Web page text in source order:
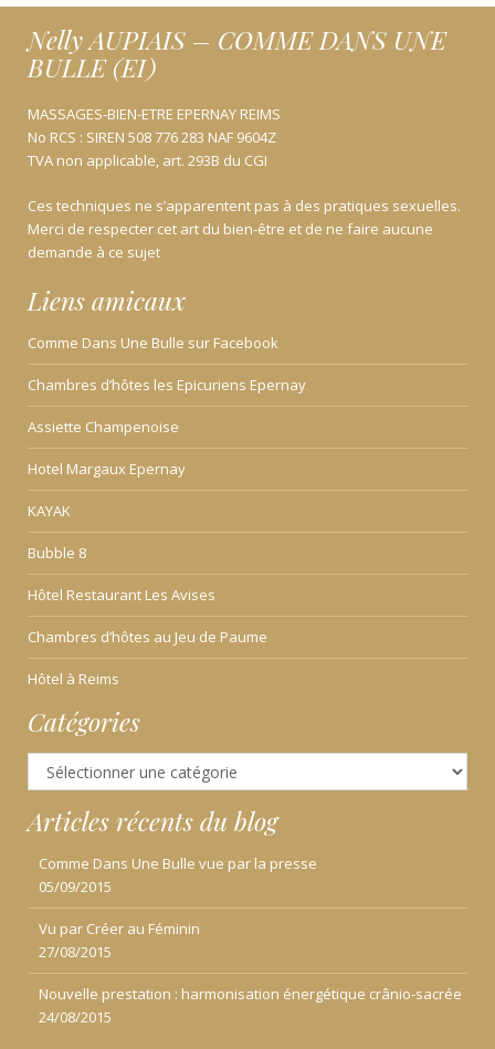
Nelly AUPIAIS – COMME DANS UNE
BULLE (EI)
MASSAGES-BIEN-ETRE EPERNAY REIMS
No RCS : SIREN 508 776 283 NAF 9604Z
TVA non applicable, art. 293B du CGI
Ces techniques ne s’apparentent pas à des pratiques sexuelles.
Merci de respecter cet art du bien-être et de ne faire aucune
demande à ce sujet
Liens amicaux
Comme Dans Une Bulle sur Facebook
Chambres d’hôtes les Epicuriens Epernay
Assiette Champenoise
Hotel Margaux Epernay
KAYAK
Bubble 8
Hôtel Restaurant Les Avises
Chambres d’hôtes au Jeu de Paume
Hôtel à Reims
Catégories
Catégories
Articles récents du blog
Comme Dans Une Bulle vue par la presse
05/09/2015
Vu par Créer au Féminin
27/08/2015
Nouvelle prestation : harmonisation énergétique crânio-sacrée
24/08/2015